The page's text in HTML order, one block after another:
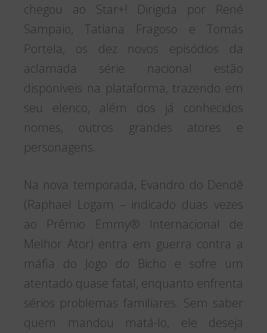
chegou ao Star+! Dirigida por René
Sampaio, Tatiana Fragoso e Tomás
Portela, os dez novos episódios da
aclamada série nacional estão
disponíveis na plataforma, trazendo em
seu elenco, além dos já conhecidos
nomes, outros grandes atores e
personagens.
Na nova temporada, Evandro do Dendê
(Raphael Logam – indicado duas vezes
ao Prêmio Emmy® Internacional de
Melhor Ator) entra em guerra contra a
máfia do Jogo do Bicho e sofre um
atentado quase fatal, enquanto enfrenta
sérios problemas familiares. Sem saber
quem mandou matá-lo, ele deseja